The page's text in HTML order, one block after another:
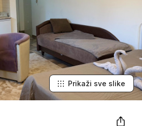
Prikaži sve slike